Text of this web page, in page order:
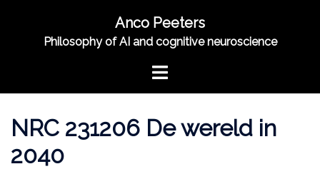
Anco Peeters
Philosophy of AI and cognitive neuroscience
Toggle
NRC 231206 De wereld in
2040